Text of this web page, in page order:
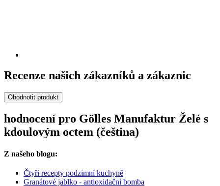
Recenze našich zákazníků a zákaznic
Ohodnotit produkt
hodnocení pro Gölles Manufaktur Želé s
kdoulovým octem (čeština)
Z našeho blogu:
Čtyři recepty podzimní kuchyně
Granátové jablko - antioxidační bomba